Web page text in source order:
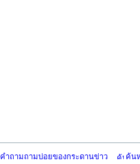
คำถามถามบ่อยของกระดานข่าว ค้น